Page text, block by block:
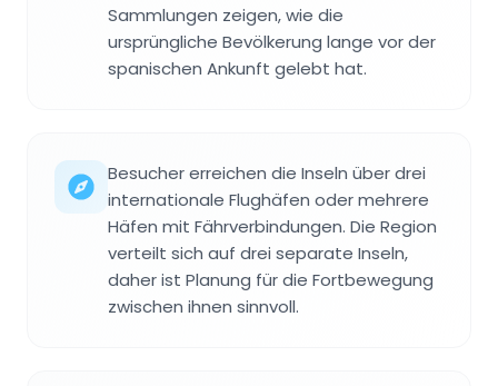
Sammlungen zeigen, wie die
ursprüngliche Bevölkerung lange vor der
spanischen Ankunft gelebt hat.
Besucher erreichen die Inseln über drei
internationale Flughäfen oder mehrere
Häfen mit Fährverbindungen. Die Region
verteilt sich auf drei separate Inseln,
daher ist Planung für die Fortbewegung
zwischen ihnen sinnvoll.